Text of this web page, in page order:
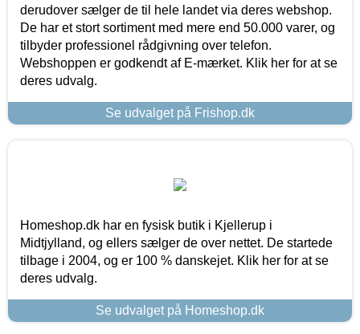
derudover sælger de til hele landet via deres webshop.
De har et stort sortiment med mere end 50.000 varer, og
tilbyder professionel rådgivning over telefon.
Webshoppen er godkendt af E-mærket. Klik her for at se
deres udvalg.
Se udvalget på Frishop.dk
Homeshop.dk har en fysisk butik i Kjellerup i
Midtjylland, og ellers sælger de over nettet. De startede
tilbage i 2004, og er 100 % danskejet. Klik her for at se
deres udvalg.
Se udvalget på Homeshop.dk